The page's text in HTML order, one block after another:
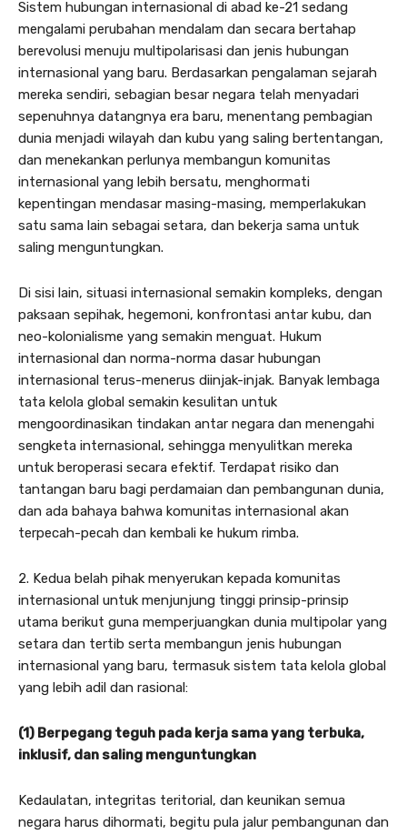
Sistem hubungan internasional di abad ke-21 sedang
mengalami perubahan mendalam dan secara bertahap
berevolusi menuju multipolarisasi dan jenis hubungan
internasional yang baru. Berdasarkan pengalaman sejarah
mereka sendiri, sebagian besar negara telah menyadari
sepenuhnya datangnya era baru, menentang pembagian
dunia menjadi wilayah dan kubu yang saling bertentangan,
dan menekankan perlunya membangun komunitas
internasional yang lebih bersatu, menghormati
kepentingan mendasar masing-masing, memperlakukan
satu sama lain sebagai setara, dan bekerja sama untuk
saling menguntungkan.
Di sisi lain, situasi internasional semakin kompleks, dengan
paksaan sepihak, hegemoni, konfrontasi antar kubu, dan
neo-kolonialisme yang semakin menguat. Hukum
internasional dan norma-norma dasar hubungan
internasional terus-menerus diinjak-injak. Banyak lembaga
tata kelola global semakin kesulitan untuk
mengoordinasikan tindakan antar negara dan menengahi
sengketa internasional, sehingga menyulitkan mereka
untuk beroperasi secara efektif. Terdapat risiko dan
tantangan baru bagi perdamaian dan pembangunan dunia,
dan ada bahaya bahwa komunitas internasional akan
terpecah-pecah dan kembali ke hukum rimba.
2. Kedua belah pihak menyerukan kepada komunitas
internasional untuk menjunjung tinggi prinsip-prinsip
utama berikut guna memperjuangkan dunia multipolar yang
setara dan tertib serta membangun jenis hubungan
internasional yang baru, termasuk sistem tata kelola global
yang lebih adil dan rasional:
(1) Berpegang teguh pada kerja sama yang terbuka,
inklusif, dan saling menguntungkan
Kedaulatan, integritas teritorial, dan keunikan semua
negara harus dihormati, begitu pula jalur pembangunan dan